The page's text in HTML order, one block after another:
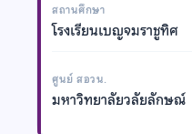
สถานศึกษา
โรงเรียนเบญจมราชูทิศ
ศูนย์ สอวน.
มหาวิทยาลัยวลัยลักษณ์